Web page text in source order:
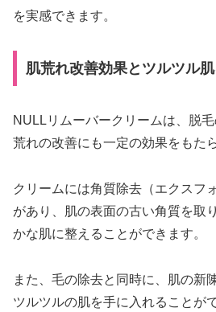
を実感できます。
肌荒れ改善効果とツルツル
NULLリムーバークリームは、脱
荒れの改善にも一定の効果をもた
クリームには角質除去（エクスフ
があり、肌の表面の古い角質を取
かな肌に整えることができます。
また、毛の除去と同時に、肌の新
ツルツルの肌を手に入れることが